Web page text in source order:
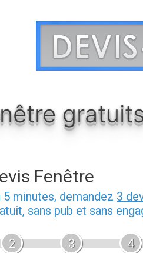
Fenêtre
5 minutes, demandez 3
sans pub et sans
2 3 4